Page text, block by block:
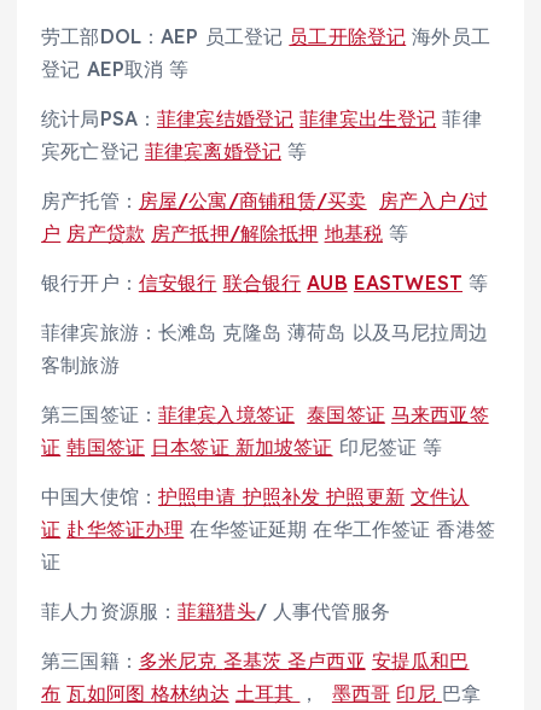
劳工部DOL：AEP 员工登记 员工开除登记 海外员工
登记 AEP取消 等
统计局PSA：菲律宾结婚登记 菲律宾出生登记 菲律
宾死亡登记 菲律宾离婚登记等
房产托管： 房屋/公寓/商铺租赁/买卖
房产入户/过
户 房产贷款 房产抵押/解除抵押 地基税 等
银行开户： 信安银行 联合银行 AUB EASTWEST 等
菲律宾旅游：长滩岛 克隆岛 薄荷岛 以及马尼拉周边
客制旅游
第三国签证： 菲律宾入境签证 泰国签证 马来西亚签
证 韩国签证 日本签证 新加坡签证 印尼签证 等
中国大使馆： 护照申请 护照补发 护照更新 文件认
证 赴华签证办理 在华签证延期 在华工作签证 香港签
证
菲人力资源服：菲籍猎头/ 人事代管服务
第三国籍： 多米尼克 圣基茨圣卢西亚 安提瓜和巴
布 瓦如阿图格林纳达 土耳其 ， 墨西哥 印尼 巴拿